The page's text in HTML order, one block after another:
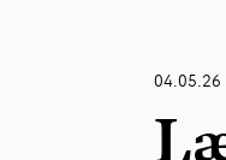
04.05.26